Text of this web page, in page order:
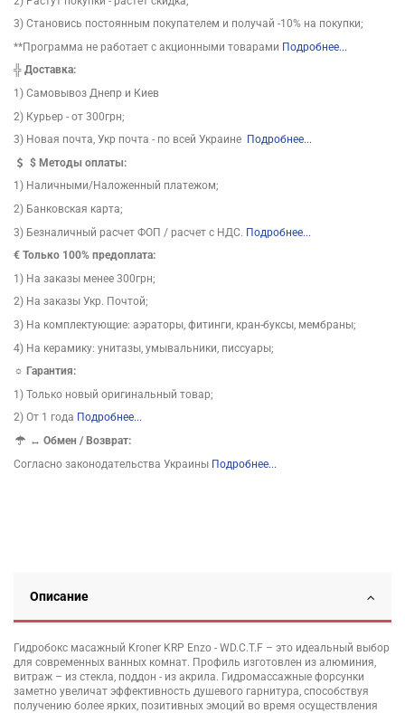
3) Становись постоянным покупателем и получай -10% на покупки;
**Программа не работает с акционными товарами Подробнее...
╬ Доставка:
1) Самовывоз Днепр и Киев
2) Курьер - от 300грн;
3) Новая почта, Укр почта - по всей Украине Подробнее...
$Методы оплаты:
1) Наличными/Наложенный платежом;
2) Банковская карта;
3) Безналичный расчет ФОП / расчет с НДС. Подробнее...
€ Только 100% предоплата:
1) На заказы менее 300грн;
2) На заказы Укр. Почтой;
3) На комплектующие: аэраторы, фитинги, кран-буксы, мембраны;
4) На керамику: унитазы, умывальники, писсуары;
☼ Гарантия:
1) Только новый оригинальный товар;
2) От 1 года Подробнее...
↔Обмен / Возврат:
Согласно законодательства Украины Подробнее...
Описание
Гидробокс масажный Kroner KRP Enzo - WD.C.T.F – это идеальный выбор
для современных ванных комнат. Профиль изготовлен из алюминия,
витраж – из стекла, поддон - из акрила. Гидромассажные форсунки
заметно увеличат эффективность душевого гарнитура, способствуя
получению более ярких, позитивных эмоций во время осуществления